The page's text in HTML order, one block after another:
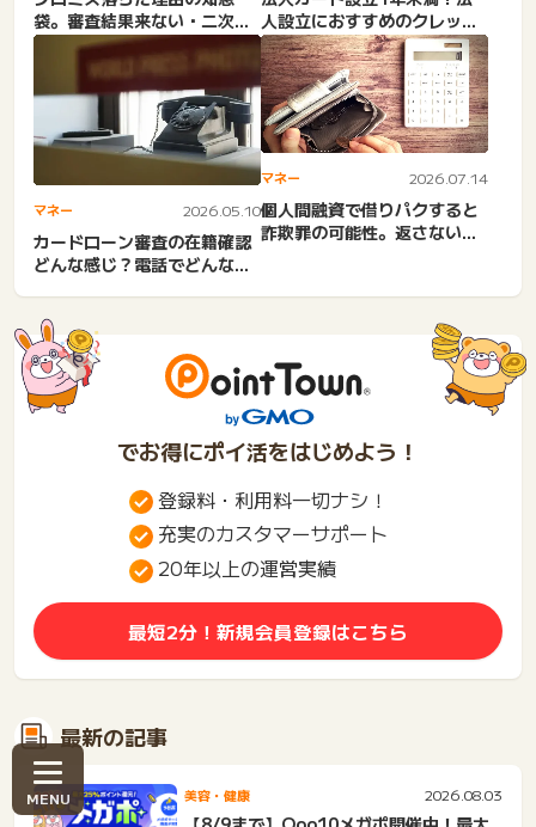
袋。審査結果来ない・二次審
査・再申し込み・在籍確認な
人設立におすすめのクレット
カード！起業で作れない。
合...
マネー 2026.05.10
カードローン審査の在籍確認
どんな感じ？電話でどんな時
マネー 2026.07.14
個人間融資で借りパクすると
詐欺罪の可能性。返さないと
でお得にポイ活をはじめよう！
登録料・利用料一切ナシ！
充実のカスタマーサポート
20年以上の運営実績
最短2分！新規会員登録はこちら
最新の記事
美容・健康 2026.08.03